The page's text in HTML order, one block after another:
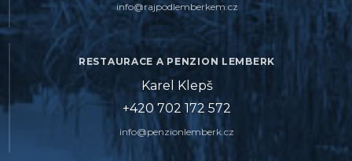
info@rajpodlemberkem.cz
RESTAURACE A PENZION LEMBERK
Karel Klepš
+420 702 172 572
info@penzionlemberk.cz